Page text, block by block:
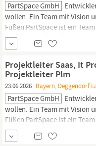
PartSpace GmbH
wollen. Ein Team mit Vision
Füßen PartSpace ist ein
die mit Leidenschaft,
arbeiten, die industrielle
Projektleiter Saas, It
Projektleiter Plm
23.06.2026 Bayern, Deggendorf
PartSpace GmbH
wollen. Ein Team mit Vision
Füßen PartSpace ist ein
die mit Leidenschaft,
arbeiten, die industrielle